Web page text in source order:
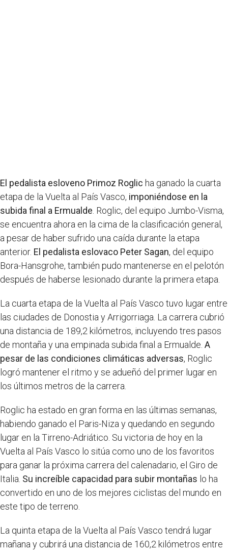
El pedalista esloveno Primoz Roglic ha ganado la cuarta
etapa de la Vuelta al País Vasco, imponiéndose en la
subida final a Ermualde . Roglic, del equipo Jumbo-Visma,
se encuentra ahora en la cima de la clasificación general,
a pesar de haber sufrido una caída durante la etapa
anterior. El pedalista eslovaco Peter Sagan, del equipo
Bora-Hansgrohe, también pudo mantenerse en el pelotón
después de haberse lesionado durante la primera etapa.
La cuarta etapa de la Vuelta al País Vasco tuvo lugar entre
las ciudades de Donostia y Arrigorriaga. La carrera cubrió
una distancia de 189,2 kilómetros, incluyendo tres pasos
de montaña y una empinada subida final a Ermualde. A
pesar de las condiciones climáticas adversas, Roglic
logró mantener el ritmo y se adueñó del primer lugar en
los últimos metros de la carrera.
Roglic ha estado en gran forma en las últimas semanas,
habiendo ganado el Paris-Niza y quedando en segundo
lugar en la Tirreno-Adriático. Su victoria de hoy en la
Vuelta al País Vasco lo sitúa como uno de los favoritos
para ganar la próxima carrera del calenadario, el Giro de
Italia. Su increíble capacidad para subir montañas lo ha
convertido en uno de los mejores ciclistas del mundo en
este tipo de terreno.
La quinta etapa de la Vuelta al País Vasco tendrá lugar
mañana y cubrirá una distancia de 160,2 kilómetros entre